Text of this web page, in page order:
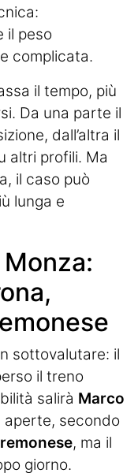
il peso
complicata.
il tempo, più
Da una parte il
dall’altra il
altri profili. Ma
il caso può
lunga e
sottovalutare: il
il treno
salirà Marco
aperte, secondo
, ma il
giorno.